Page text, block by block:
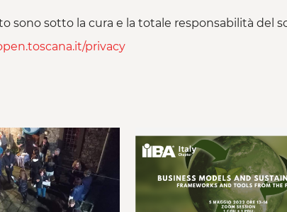
sotto la cura e la totale responsabilità del
privacy